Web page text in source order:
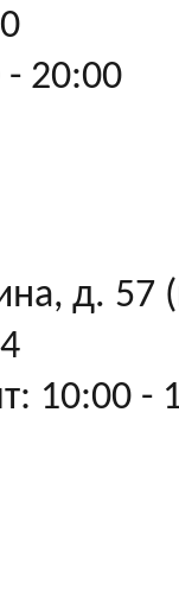
20:00
д. 57
10:00 -